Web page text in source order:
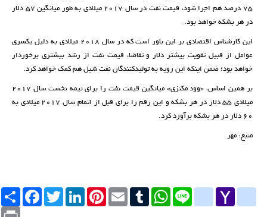
۷۵ درصد هم اجرا شود، قیمت نفت در سال ۲۰۱۷ میلادی به طور میانگین ۵۷ دلار
در هر بشکه خواهد بود.
این کارشناس اقتصادی بر این باور است که در سال ۲۰۱۸ میلادی به دلیل یکسری
عوامل از قبیل تقویت بیشتر دلار و تقاضا، قیمت نفت از رشد بیشتری برخوردار
خواهد بود؛ ضمن اینکه این رویه به تولیدکنندگان نفت شیل هم کمک خواهد کرد.
بر همین اساس، «وود مکنزی» میانگین قیمت نفت را برای نیمه نخست سال ۲۰۱۷
میلادی ۵۵ دلار در هر بشکه و این رقم را برای قبل از اتمام سال ۲۰۱۷ میلادی به
۶۰ دلار در هر بشکه برآورد کرد.
منبع: مهر
Facebook TwitterLinkedInPinterest Email TumblrWhatsApp Line
google_bookmarks
Yahoo
yahoo_messenger
Print